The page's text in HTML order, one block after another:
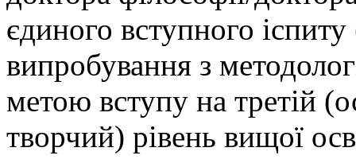
єдиного вступного іспиту
випробування з
метою вступу на третій
творчий) рівень вищої